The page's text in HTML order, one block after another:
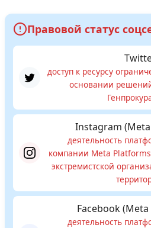
Правовой статус
доступ к ресурсу
основании
Instagram
деятельность
компании Meta
экстремистской
Facebook
деятельность